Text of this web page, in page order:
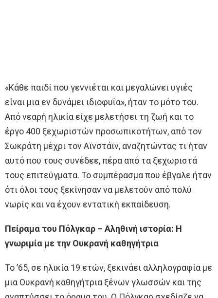
«Κάθε παιδί που γεννιέται και μεγαλώνει υγιές
είναι μια εν δυνάμει ιδιοφυΐα», ήταν το μότο του.
Από νεαρή ηλικία είχε μελετήσει τη ζωή και το
έργο 400 ξεχωριστών προσωπικοτήτων, από τον
Σωκράτη μέχρι τον Αϊνστάϊν, αναζητώντας τι ήταν
αυτό που τους συνέδεε, πέρα από τα ξεχωριστά
τους επιτεύγματα. Το συμπέρασμα που έβγαλε ήταν
ότι όλοι τους ξεκίνησαν να μελετούν από πολύ
νωρίς και να έχουν εντατική εκπαίδευση.
Πείραμα του Πόλγκαρ – Αληθινή ιστορία: Η
γνωριμία με την Ουκρανή καθηγήτρια
Το ’65, σε ηλικία 19 ετών, ξεκινάει αλληλογραφία με
μια Ουκρανή καθηγήτρια ξένων γλωσσών και της